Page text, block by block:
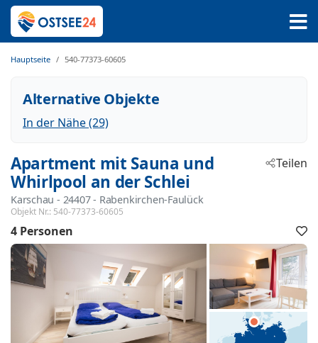
Hauptseite 540-77373-60605
Alternative Objekte
In der Nähe (29)
Apartment mit Sauna und
Whirlpool an der Schlei
Karschau - 24407 - Rabenkirchen-Faulück
Objekt Nr.: 540-77373-60605
Teilen
4 Personen